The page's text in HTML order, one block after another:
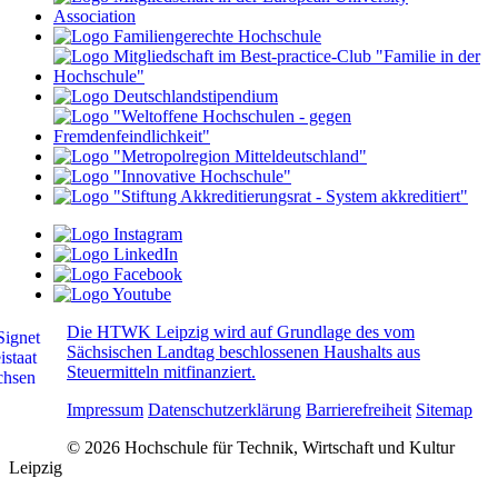
Die HTWK Leipzig wird auf Grundlage des vom
Sächsischen Landtag beschlossenen Haushalts aus
Steuermitteln mitfinanziert.
Impressum Datenschutzerklärung Barrierefreiheit Sitemap
© 2026 Hochschule für Technik, Wirtschaft und Kultur
Leipzig